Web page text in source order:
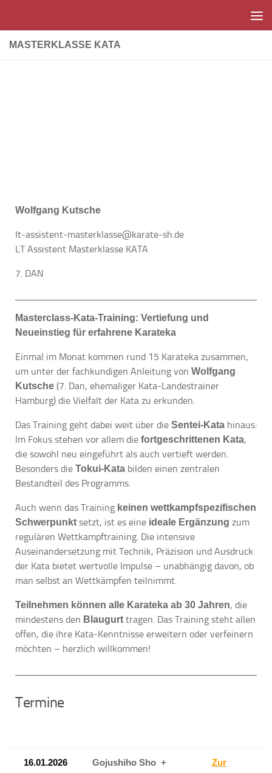
MASTERKLASSE KATA
Wolfgang Kutsche
It-assistent-masterklasse@karate-sh.de
LT Assistent Masterklasse KATA
7. DAN
Masterclass-Kata-Training: Vertiefung und
Neueinstieg für erfahrene Karateka
Einmal im Monat kommen rund 15 Karateka zusammen,
um unter der fachkundigen Anleitung von Wolfgang
Kutsche (7. Dan, ehemaliger Kata-Landestrainer
Hamburg) die Vielfalt der Kata zu erkunden.
Das Training geht dabei weit über die Sentei-Kata hinaus:
Im Fokus stehen vor allem die fortgeschrittenen Kata,
die sowohl neu eingeführt als auch vertieft werden.
Besonders die Tokui-Kata bilden einen zentralen
Bestandteil des Programms.
Auch wenn das Training keinen wettkampfspezifischen
Schwerpunkt setzt, ist es eine ideale Ergänzung zum
regulären Wettkampftraining. Die intensive
Auseinandersetzung mit Technik, Präzision und Ausdruck
der Kata bietet wertvolle Impulse – unabhängig davon, ob
man selbst an Wettkämpfen teilnimmt.
Teilnehmen können alle Karateka ab 30 Jahren, die
mindestens den Blaugurt tragen. Das Training steht allen
offen, die ihre Kata-Kenntnisse erweitern oder verfeinern
möchten – herzlich willkommen!
Termine
16.01.2026
Gojushiho Sho +
Zur